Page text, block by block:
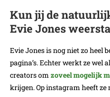
Kun jij de
Evie Jones
Evie Jones is nog niet zo heel
pagina’s. Echter werkt ze wel
creators om zoveel mogelijk
krijgen. Op instagram heeft ze